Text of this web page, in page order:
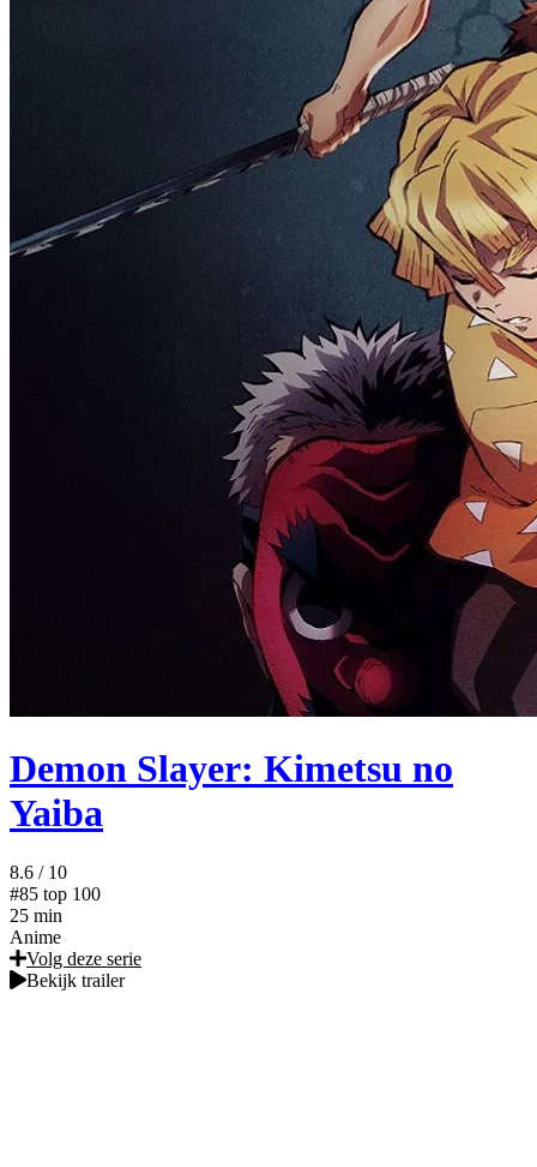
Demon Slayer: Kimetsu no
Yaiba
8.6 / 10
#85 top 100
25 min
Anime
Volg deze serie
Bekijk trailer